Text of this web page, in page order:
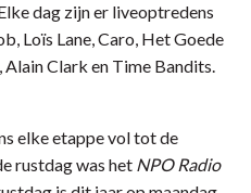
dag zijn er liveoptredens
Loïs Lane, Caro, Het Goede
Clark en Time Bandits.
elke etappe vol tot de
rustdag was het NPO Radio